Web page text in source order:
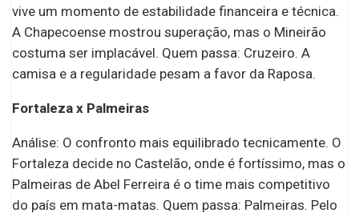
vive um momento de estabilidade financeira e técnica.
A Chapecoense mostrou superação, mas o Mineirão
costuma ser implacável. Quem passa: Cruzeiro. A
camisa e a regularidade pesam a favor da Raposa.
Fortaleza x Palmeiras
Análise: O confronto mais equilibrado tecnicamente. O
Fortaleza decide no Castelão, onde é fortíssimo, mas o
Palmeiras de Abel Ferreira é o time mais competitivo
do país em mata-matas. Quem passa: Palmeiras. Pelo